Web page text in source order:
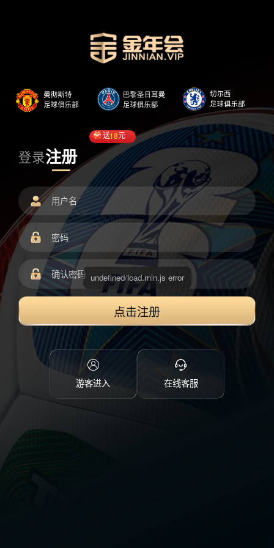
登录注册
送18元
点击注册
游客进入 在线客服